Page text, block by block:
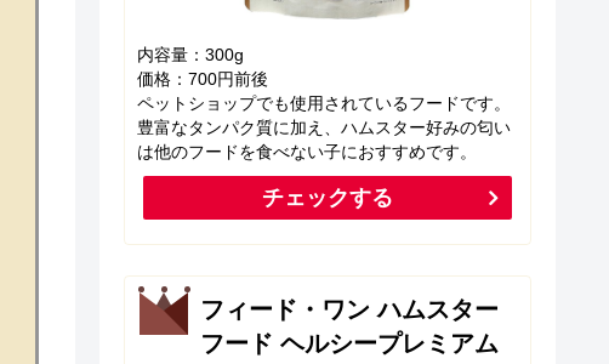
内容量：300g
価格：700円前後
ペットショップでも使用されているフードです。
豊富なタンパク質に加え、ハムスター好みの匂い
は他のフードを食べない子におすすめです。
チェックする
フィード・ワン ハムスター
フード ヘルシープレミアム